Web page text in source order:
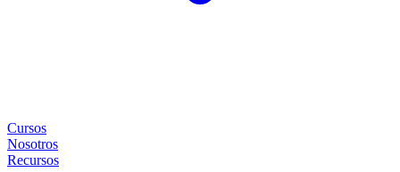
Cursos
Nosotros
Recursos